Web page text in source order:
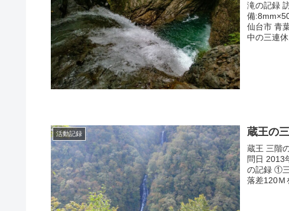
滝の記録
備
仙台市 青
中の三連休
活動記録 蔵王の
蔵王 三階
問日 2013
の記録 ①
落差120Ｍ